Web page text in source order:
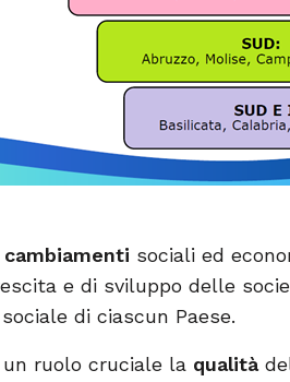
sociali ed
e di sviluppo delle
di ciascun Paese.
ruolo cruciale la qualità